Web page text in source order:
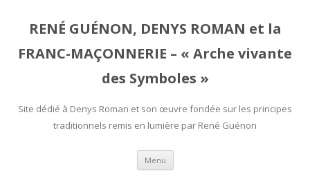
RENÉ GUÉNON, DENYS ROMAN et la
FRANC-MAÇONNERIE – « Arche vivante
des Symboles »
Site dédié à Denys Roman et son œuvre fondée sur les principes
traditionnels remis en lumière par René Guénon
Menu Aller
contenu